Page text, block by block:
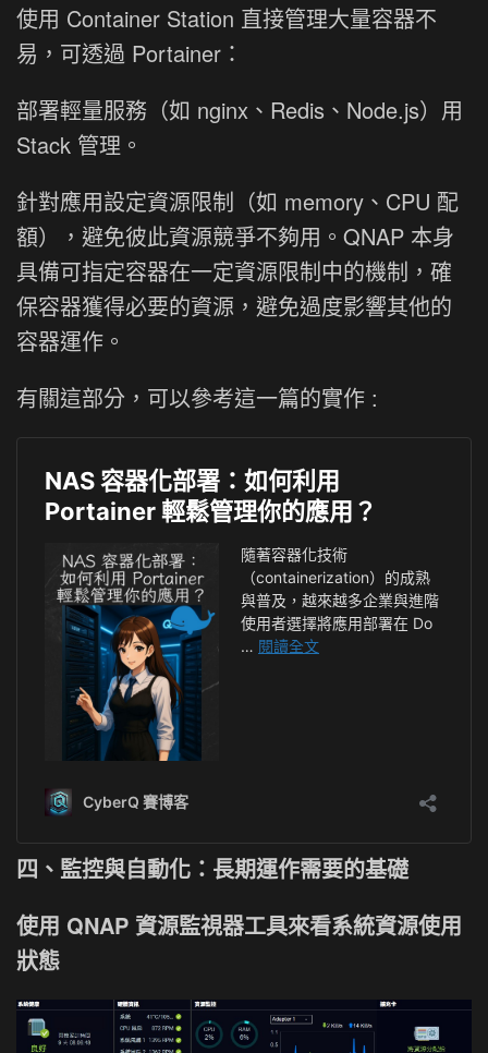
使用 Container Station 直接管理大量容器不
易，可透過 Portainer：
部署輕量服務（如 nginx、Redis、Node.js）用
Stack 管理。
針對應用設定資源限制（如 memory、CPU 配
額），避免彼此資源競爭不夠用。QNAP 本身
具備可指定容器在一定資源限制中的機制，確
保容器獲得必要的資源，避免過度影響其他的
容器運作。
有關這部分，可以參考這一篇的實作 :
四、監控與自動化：長期運作需要的基礎
使用 QNAP 資源監視器工具來看系統資源使用
狀態